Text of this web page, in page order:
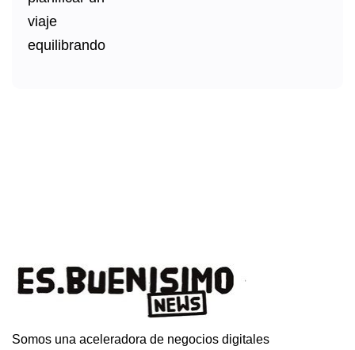
Somos una aceleradora de negocios digitales